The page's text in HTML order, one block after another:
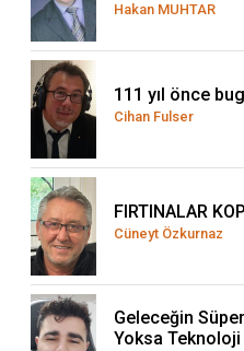
Hakan MUHTAR
111 yıl önce
Cihan Fulser
FIRTINALAR
Cüneyt Özkurnaz
Geleceğin
Yoksa